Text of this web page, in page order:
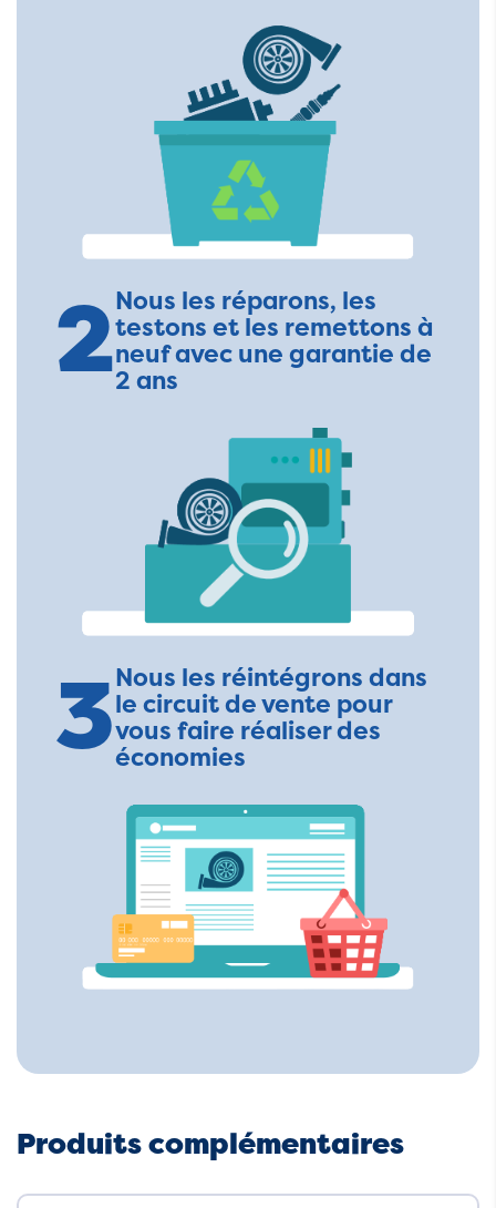
2Nous les réparons, les
testons et les remettons à
neuf avec une garantie de
2 ans
3Nous les réintégrons dans
le circuit de vente pour
vous faire réaliser des
économies
Produits complémentaires